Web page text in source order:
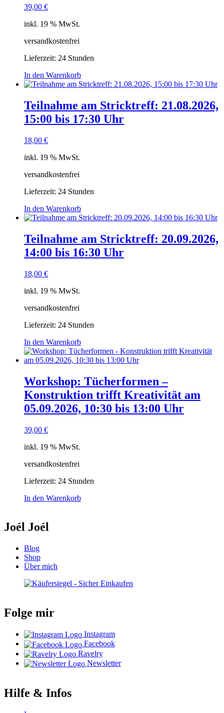
39,00 €
inkl. 19 % MwSt.
versandkostenfrei
Lieferzeit: 24 Stunden
In den Warenkorb
Teilnahme am Stricktreff: 21.08.2026,
15:00 bis 17:30 Uhr
18,00 €
inkl. 19 % MwSt.
versandkostenfrei
Lieferzeit: 24 Stunden
In den Warenkorb
Teilnahme am Stricktreff: 20.09.2026,
14:00 bis 16:30 Uhr
18,00 €
inkl. 19 % MwSt.
versandkostenfrei
Lieferzeit: 24 Stunden
In den Warenkorb
Workshop: Tücherformen –
Konstruktion trifft Kreativität am
05.09.2026, 10:30 bis 13:00 Uhr
39,00 €
inkl. 19 % MwSt.
versandkostenfrei
Lieferzeit: 24 Stunden
In den Warenkorb
Joél Joél
Blog
Shop
Über mich
Folge mir
Instagram
Facebook
Ravelry
Newsletter
Hilfe & Infos